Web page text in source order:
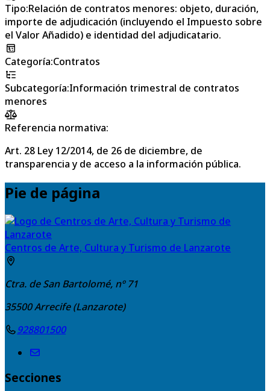
Tipo:Relación de contratos menores: objeto, duración,
importe de adjudicación (incluyendo el Impuesto sobre
el Valor Añadido) e identidad del adjudicatario.
Categoría:Contratos
Subcategoría:Información trimestral de contratos
menores
Referencia normativa:
Art. 28 Ley 12/2014, de 26 de diciembre, de
transparencia y de acceso a la información pública.
Pie de página
Centros de Arte, Cultura y Turismo de Lanzarote
Ctra. de San Bartolomé, nº 71
35500Arrecife (Lanzarote)
928801500
Secciones